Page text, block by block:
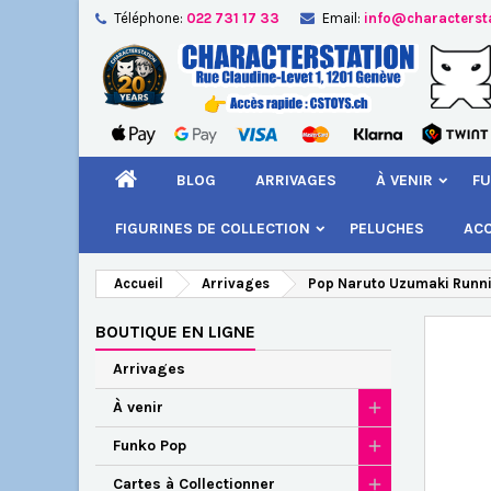
Téléphone: 022 731 17 33 Email:
BLOG ARRIVAGES À VENIR
FIGURINES DE COLLECTION PELUCHES
Accueil Arrivages Pop Naruto Uzumaki
BOUTIQUE EN LIGNE
Arrivages
À venir
Funko Pop
Cartes à Collectionner